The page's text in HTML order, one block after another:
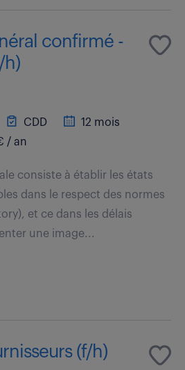
confirmé -
h)
CDD
12 mois
/ an
consiste à établir les états
dans le respect des normes
et ce dans les délais
une image...
(f/h)